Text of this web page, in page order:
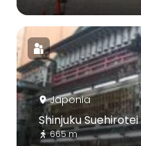
Japonia
Shinjuku Suehirotei
665 m